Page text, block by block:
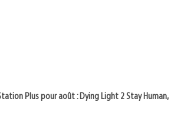
Plus pour août : Dying Light 2 Stay Human,